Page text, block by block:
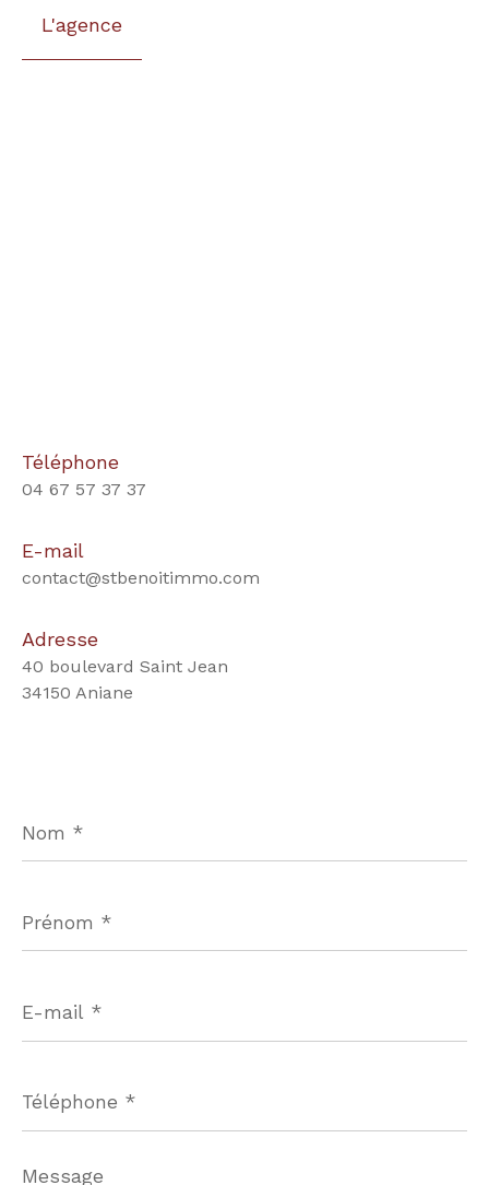
L'agence
Téléphone
04 67 57 37 37
E-mail
contact@stbenoitimmo.com
Adresse
40 boulevard Saint Jean
34150 Aniane
*
*
mail
*
*
Message